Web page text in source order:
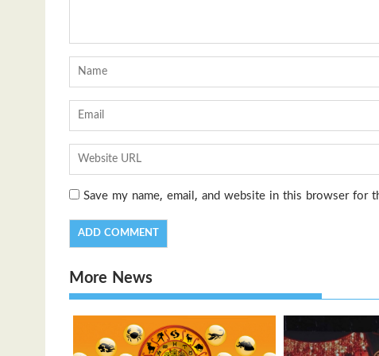
Save my name, email, and website in this browser for
More News